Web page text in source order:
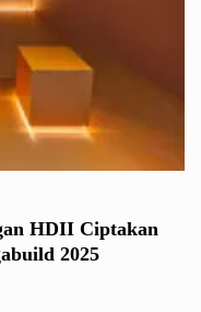
HDII Ciptakan
2025